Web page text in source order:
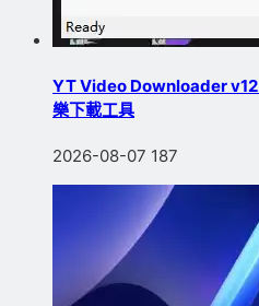
YT Video Downloader
樂下載工具
2026-08-07 187